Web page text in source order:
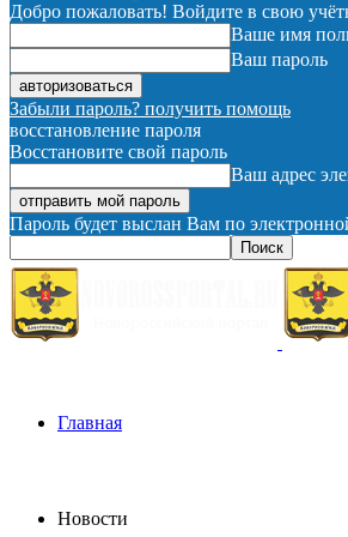
Добро пожаловать! Войдите в свою
Ваше имя
Ваш пароль
Забыли пароль? получить помощь
восстановление пароля
Восстановите свой пароль
Ваш адрес
Пароль будет выслан Вам по
Главная
Новости